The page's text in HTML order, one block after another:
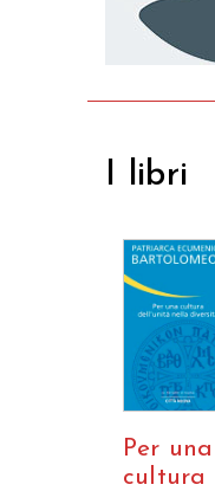
I libri
Per una
cultura